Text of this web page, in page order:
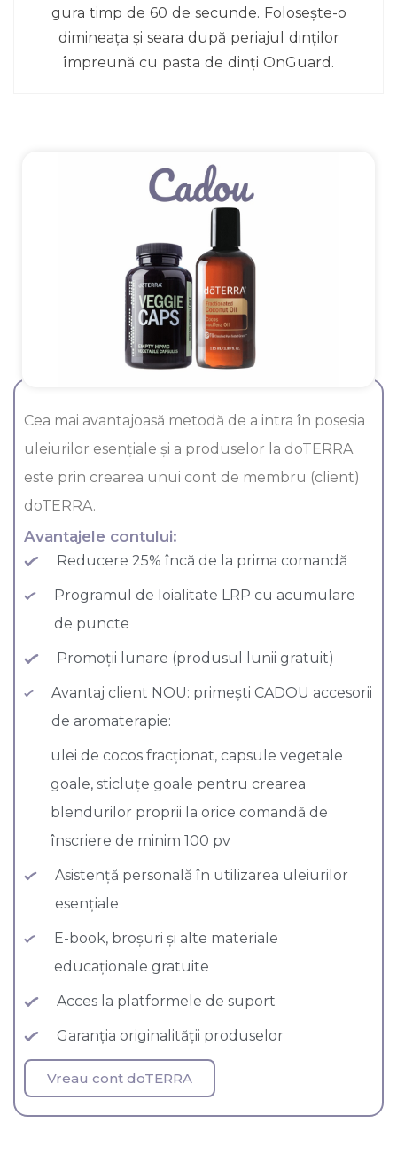
gura timp de 60 de secunde. Folosește-o
dimineața și seara după periajul dinților
împreună cu pasta de dinți OnGuard.
Cea mai avantajoasă metodă de a intra în posesia
uleiurilor esenţiale şi a produselor la doTERRA
este prin crearea unui cont de membru (client)
doTERRA.
Avantajele contului:
Reducere 25% încă de la prima comandă
Programul de loialitate LRP cu acumulare
de puncte
Promoții lunare (produsul lunii gratuit)
Avantaj client NOU: primești CADOU accesorii
de aromaterapie:
ulei de cocos fracționat, capsule vegetale
goale, sticluțe goale pentru crearea
blendurilor proprii la orice comandă de
înscriere de minim 100 pv
Asistență personală în utilizarea uleiurilor
esențiale
E-book, broșuri și alte materiale
educaționale gratuite
Acces la platformele de suport
Garanția originalității produselor
Vreau cont doTERRA